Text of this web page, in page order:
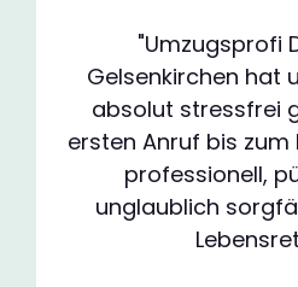
"Umzugsprofi
Gelsenkirchen hat
absolut stressfrei
ersten Anruf bis zum
professionell,
unglaublich